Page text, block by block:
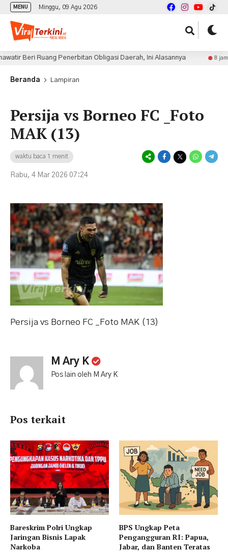
MENU Minggu, 09 Agu 2026
Beri Ruang Penerbitan Obligasi Daerah, Ini Alasannya 8 jam lalu
Beranda Lampiran
Persija vs Borneo FC _Foto
MAK (13)
waktu baca 1 menit
Rabu, 4 Mar 2026 07:24
Persija vs Borneo FC _Foto MAK (13)
M Ary K
Pos lain oleh M Ary K
Pos terkait
Bareskrim Polri Ungkap
Jaringan Bisnis Lapak
Narkoba
BPS Ungkap Peta
Pengangguran RI: Papua,
Jabar, dan Banten Teratas